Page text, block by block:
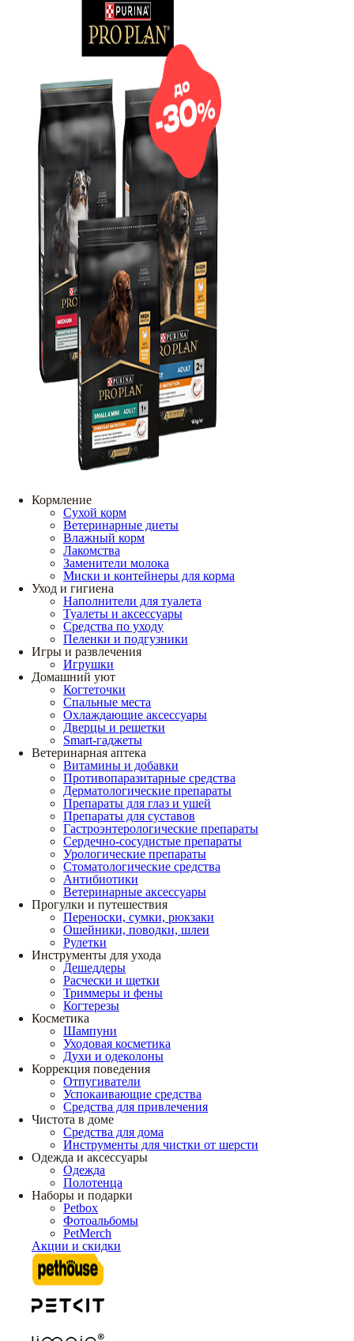
Кормление
Сухой корм
Ветеринарные диеты
Влажный корм
Лакомства
Заменители молока
Миски и контейнеры для корма
Уход и гигиена
Наполнители для туалета
Туалеты и аксессуары
Средства по уходу
Пеленки и подгузники
Игры и развлечения
Игрушки
Домашний уют
Когтеточки
Спальные места
Охлаждающие аксессуары
Дверцы и решетки
Smart-гаджеты
Ветеринарная аптека
Витамины и добавки
Противопаразитарные средства
Дерматологические препараты
Препараты для глаз и ушей
Препараты для суставов
Гастроэнтерологические препараты
Сердечно-сосудистые препараты
Урологические препараты
Стоматологические средства
Антибиотики
Ветеринарные аксессуары
Прогулки и путешествия
Переноски, сумки, рюкзаки
Ошейники, поводки, шлеи
Рулетки
Инструменты для ухода
Дешеддеры
Расчески и щетки
Триммеры и фены
Когтерезы
Косметика
Шампуни
Уходовая косметика
Духи и одеколоны
Коррекция поведения
Отпугиватели
Успокаивающие средства
Средства для привлечения
Чистота в доме
Средства для дома
Инструменты для чистки от шерсти
Одежда и аксессуары
Одежда
Полотенца
Наборы и подарки
Petbox
Фотоальбомы
PetMerch
Акции и скидки